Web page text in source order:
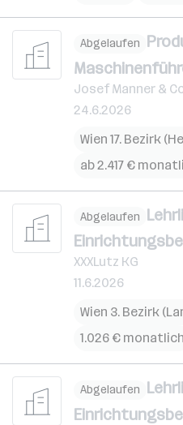
Abgelaufen
Josef Manner &
24.6.2026
Wien 17. Bezirk
ab 2.417 €
Abgelaufen
XXXLutz KG
11.6.2026
Wien 3. Bezirk
1.026 € monatlich
Abgelaufen